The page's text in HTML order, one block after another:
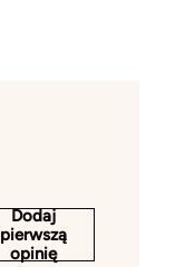
Dodaj
pierwszą
opinię